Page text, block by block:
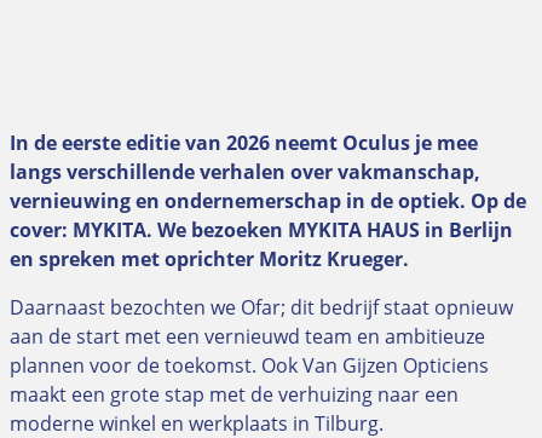
In de eerste editie van 2026 neemt Oculus je mee
langs verschillende verhalen over vakmanschap,
vernieuwing en ondernemerschap in de optiek. Op de
cover: MYKITA. We bezoeken MYKITA HAUS in Berlijn
en spreken met oprichter Moritz Krueger.
Daarnaast bezochten we Ofar; dit bedrijf staat opnieuw
aan de start met een vernieuwd team en ambitieuze
plannen voor de toekomst. Ook Van Gijzen Opticiens
maakt een grote stap met de verhuizing naar een
moderne winkel en werkplaats in Tilburg.